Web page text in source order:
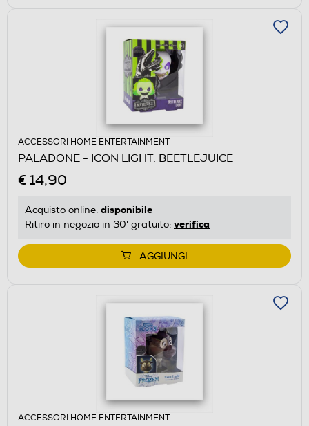
ACCESSORI HOME ENTERTAINMENT
PALADONE - ICON LIGHT: BEETLEJUICE
€ 14,90
Acquisto online: disponibile
Ritiro in negozio in 30' gratuito: verifica
AGGIUNGI
ACCESSORI HOME ENTERTAINMENT